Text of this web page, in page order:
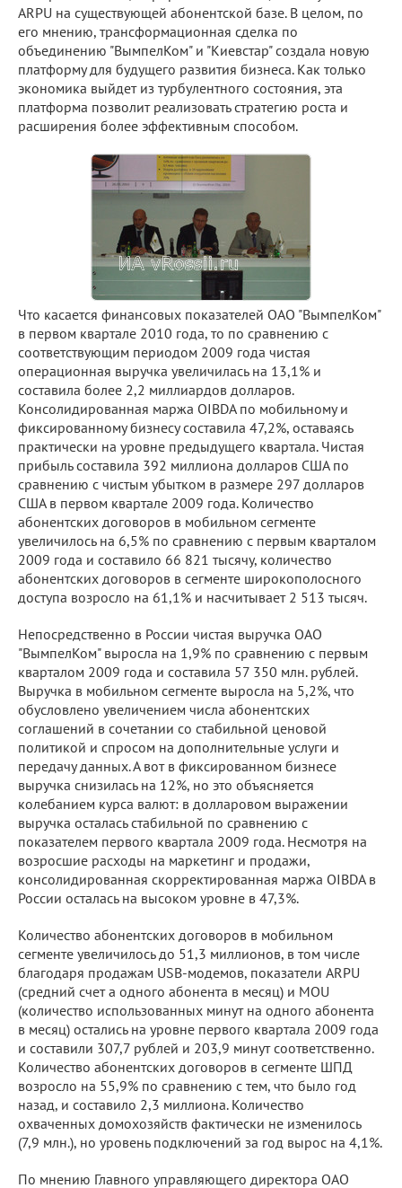
ARPU на существующей абонентской базе. В целом, по
его мнению, трансформационная сделка по
объединению "ВымпелКом" и "Киевстар" создала новую
платформу для будущего развития бизнеса. Как только
экономика выйдет из турбулентного состояния, эта
платформа позволит реализовать стратегию роста и
расширения более эффективным способом.
Что касается финансовых показателей ОАО "ВымпелКом"
в первом квартале 2010 года, то по сравнению с
соответствующим периодом 2009 года чистая
операционная выручка увеличилась на 13,1% и
составила более 2,2 миллиардов долларов.
Консолидированная маржа OIBDA по мобильному и
фиксированному бизнесу составила 47,2%, оставаясь
практически на уровне предыдущего квартала. Чистая
прибыль составила 392 миллиона долларов США по
сравнению с чистым убытком в размере 297 долларов
США в первом квартале 2009 года. Количество
абонентских договоров в мобильном сегменте
увеличилось на 6,5% по сравнению с первым кварталом
2009 года и составило 66 821 тысячу, количество
абонентских договоров в сегменте широкополосного
доступа возросло на 61,1% и насчитывает 2 513 тысяч.
Непосредственно в России чистая выручка ОАО
"ВымпелКом" выросла на 1,9% по сравнению с первым
кварталом 2009 года и составила 57 350 млн. рублей.
Выручка в мобильном сегменте выросла на 5,2%, что
обусловлено увеличением числа абонентских
соглашений в сочетании со стабильной ценовой
политикой и спросом на дополнительные услуги и
передачу данных. А вот в фиксированном бизнесе
выручка снизилась на 12%, но это объясняется
колебанием курса валют: в долларовом выражении
выручка осталась стабильной по сравнению с
показателем первого квартала 2009 года. Несмотря на
возросшие расходы на маркетинг и продажи,
консолидированная скорректированная маржа OIBDA в
России осталась на высоком уровне в 47,3%.
Количество абонентских договоров в мобильном
сегменте увеличилось до 51,3 миллионов, в том числе
благодаря продажам USB-модемов, показатели ARPU
(средний счет а одного абонента в месяц) и MOU
(количество использованных минут на одного абонента
в месяц) остались на уровне первого квартала 2009 года
и составили 307,7 рублей и 203,9 минут соответственно.
Количество абонентских договоров в сегменте ШПД
возросло на 55,9% по сравнению с тем, что было год
назад, и составило 2,3 миллиона. Количество
охваченных домохозяйств фактически не изменилось
(7,9 млн.), но уровень подключений за год вырос на 4,1%.
По мнению Главного управляющего директора ОАО